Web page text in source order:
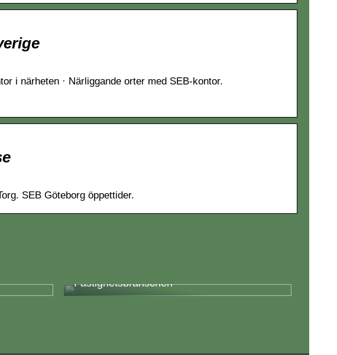
i närheten · Närliggande orter med SEB-kontor.
SEB Göteborg öppettider.
Fastighetsbranschen